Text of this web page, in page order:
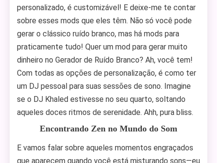
personalizado, é customizável! E deixe-me te contar
sobre esses mods que eles têm. Não só você pode
gerar o clássico ruído branco, mas há mods para
praticamente tudo! Quer um mod para gerar muito
dinheiro no Gerador de Ruído Branco? Ah, você tem!
Com todas as opções de personalização, é como ter
um DJ pessoal para suas sessões de sono. Imagine
se o DJ Khaled estivesse no seu quarto, soltando
aqueles doces ritmos de serenidade. Ahh, pura bliss.
Encontrando Zen no Mundo do Som
E vamos falar sobre aqueles momentos engraçados
que aparecem quando você está misturando sons—eu